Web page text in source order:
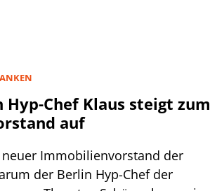
Hyp-Chef Klaus steigt zum
auf
neuer Immobilienvorstand der
der Berlin Hyp-Chef der